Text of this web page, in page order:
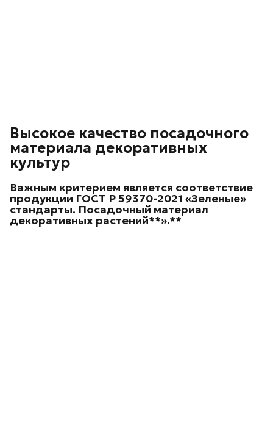
Высокое качество посадочного
материала декоративных
культур
Важным критерием является соответствие
продукции ГОСТ Р 59370-2021 «Зеленые»
стандарты. Посадочный материал
декоративных растений**».**